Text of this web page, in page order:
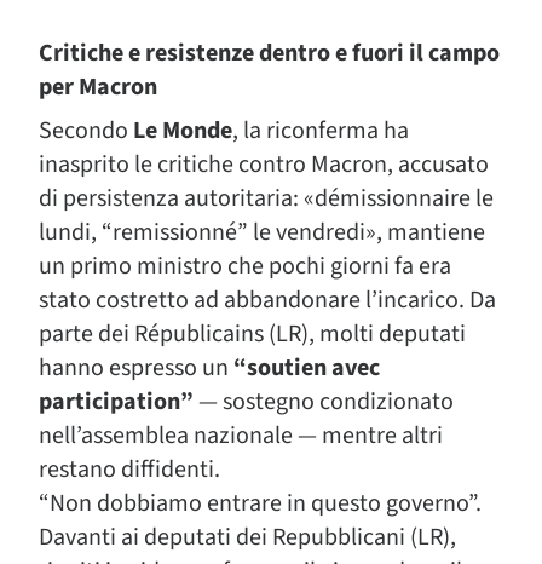
Critiche e resistenze dentro e fuori il campo
per Macron
Secondo Le Monde, la riconferma ha
inasprito le critiche contro Macron, accusato
di persistenza autoritaria: «démissionnaire le
lundi, “remissionné” le vendredi», mantiene
un primo ministro che pochi giorni fa era
stato costretto ad abbandonare l’incarico. Da
parte dei Républicains (LR), molti deputati
hanno espresso un “soutien avec
participation” — sostegno condizionato
nell’assemblea nazionale — mentre altri
restano diffidenti.
“Non dobbiamo entrare in questo governo”.
Davanti ai deputati dei Repubblicani (LR),